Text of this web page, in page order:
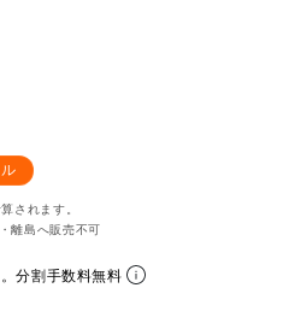
されます。
離島へ販売不可
分割手数料無料